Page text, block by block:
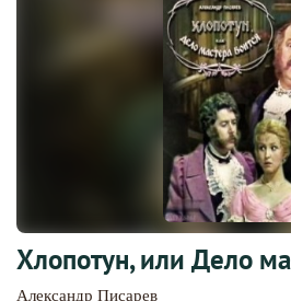
Хлопотун, или Дело
Александр Писарев